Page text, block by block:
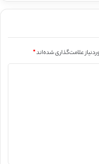
علامت‌گذاری شده‌اند*